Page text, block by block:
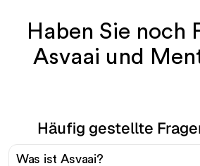
Haben Sie noch
Asvaai und
Häufig gestellte
Was ist Asvaai?